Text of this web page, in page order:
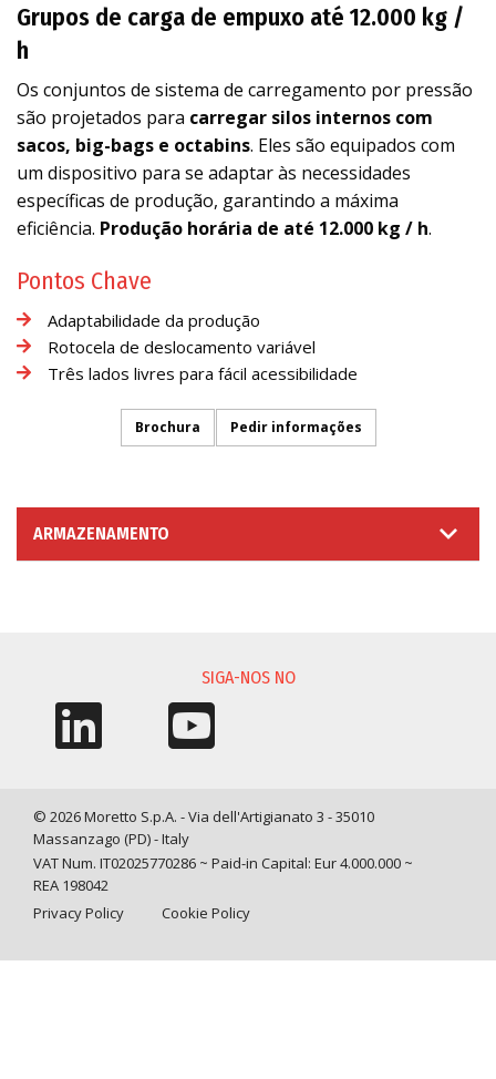
Grupos de carga de empuxo até 12.000 kg /
h
Os conjuntos de sistema de carregamento por pressão
são projetados para carregar silos internos com
sacos, big-bags e octabins. Eles são equipados com
um dispositivo para se adaptar às necessidades
específicas de produção, garantindo a máxima
eficiência. Produção horária de até 12.000 kg / h.
Pontos Chave
Adaptabilidade da produção
Rotocela de deslocamento variável
Três lados livres para fácil acessibilidade
Brochura Pedir informações
ARMAZENAMENTO
SIGA-NOS NO
© 2026 Moretto S.p.A. - Via dell'Artigianato 3 - 35010
Massanzago (PD) - Italy
VAT Num. IT02025770286 ~ Paid-in Capital: Eur 4.000.000 ~
REA 198042
Privacy Policy
Cookie Policy